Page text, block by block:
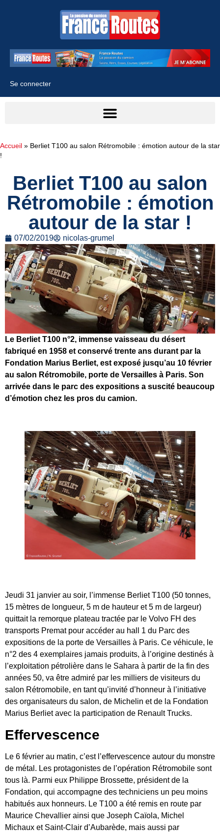
Se connecter
Accueil » Berliet T100 au salon Rétromobile : émotion autour de la star
!
Berliet T100 au salon
Rétromobile : émotion
autour de la star !
07/02/2019 nicolas-grumel
Le Berliet T100 n°2, immense vaisseau du désert
fabriqué en 1958 et conservé trente ans durant par la
Fondation Marius Berliet, est exposé jusqu’au 10 février
au salon Rétromobile, porte de Versailles à Paris. Son
arrivée dans le parc des expositions a suscité beaucoup
d’émotion chez les pros du camion.
Jeudi 31 janvier au soir, l’immense Berliet T100 (50 tonnes,
15 mètres de longueur, 5 m de hauteur et 5 m de largeur)
quittait la remorque plateau tractée par le Volvo FH des
transports Premat pour accéder au hall 1 du Parc des
expositions de la porte de Versailles à Paris. Ce véhicule, le
n°2 des 4 exemplaires jamais produits, à l’origine destinés à
l’exploitation pétrolière dans le Sahara à partir de la fin des
années 50, va être admiré par les milliers de visiteurs du
salon Rétromobile, en tant qu’invité d’honneur à l’initiative
des organisateurs du salon, de Michelin et de la Fondation
Marius Berliet avec la participation de Renault Trucks.
Effervescence
Le 6 février au matin, c’est l’effervescence autour du monstre
de métal. Les protagonistes de l’opération Rétromobile sont
tous là. Parmi eux Philippe Brossette, président de la
Fondation, qui accompagne des techniciens un peu moins
habitués aux honneurs. Le T100 a été remis en route par
Maurice Chevallier ainsi que Joseph Caïola, Michel
Michaux et Saint-Clair d’Aubarède, mais aussi par